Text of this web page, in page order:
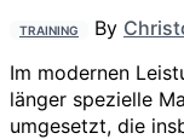
TRAINING By
Im modernen
länger spezielle
umgesetzt, die